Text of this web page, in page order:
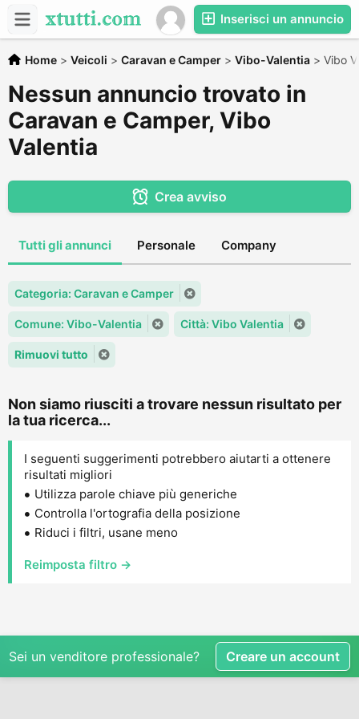
Inserisci un annuncio
Home > Veicoli > Caravan e Camper > Vibo-Valentia > Vibo
Nessun annuncio trovato in
Caravan e Camper, Vibo
Valentia
Crea avviso
Tutti gli annunci Personale Company
Categoria: Caravan e Camper
Comune: Vibo-Valentia Città: Vibo Valentia
Rimuovi tutto
Non siamo riusciti a trovare nessun risultato per
la tua ricerca...
I seguenti suggerimenti potrebbero aiutarti a ottenere
risultati migliori
Utilizza parole chiave più generiche
Controlla l'ortografia della posizione
Riduci i filtri, usane meno
Reimposta filtro →
Sei un venditore professionale? Creare un account